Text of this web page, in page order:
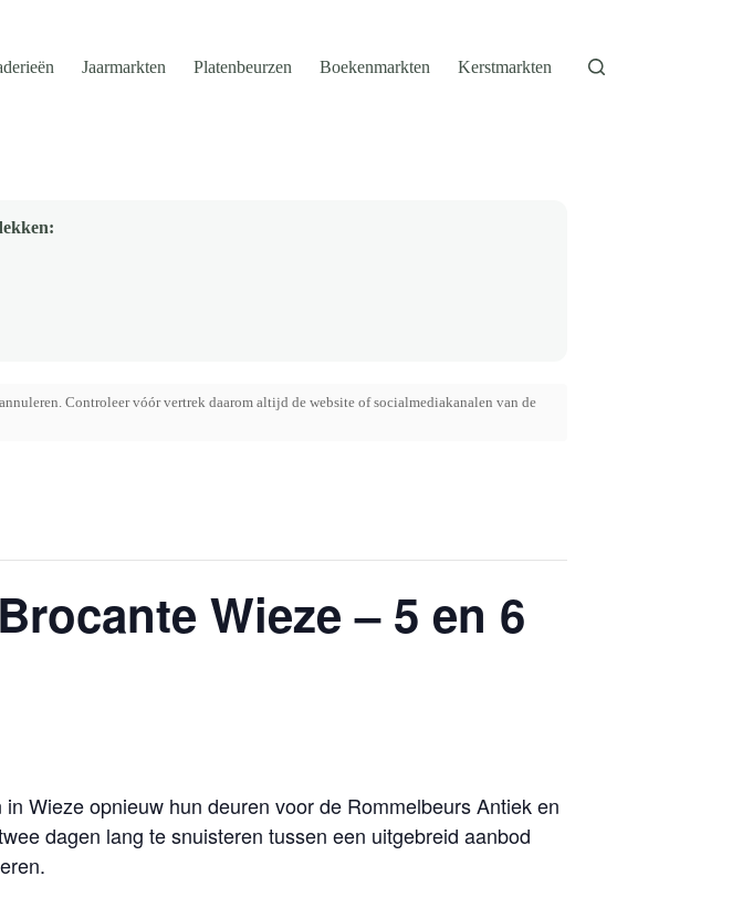
Jaarmarkten Platenbeurzen Boekenmarkten Kerstmarkten
Controleer vóór vertrek daarom altijd de website of socialmediakanalen van de
Wieze – 5 en 6
Wieze opnieuw hun deuren voor de Rommelbeurs Antiek en
dagen lang te snuisteren tussen een uitgebreid aanbod